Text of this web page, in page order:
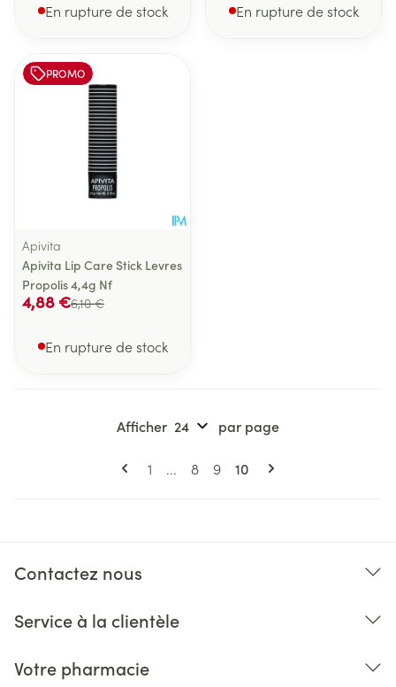
En rupture de stock En rupture de stock
PROMO
Apivita
Apivita Lip Care Stick Levres
Propolis 4,4g Nf
6,10 €
4,88 €
En rupture de stock
Pages
Page
1 ... Page
8 Page
9 Vous lisez actuellement
10
Afficher par page
Contactez nous
Service à la clientèle
Votre pharmacie